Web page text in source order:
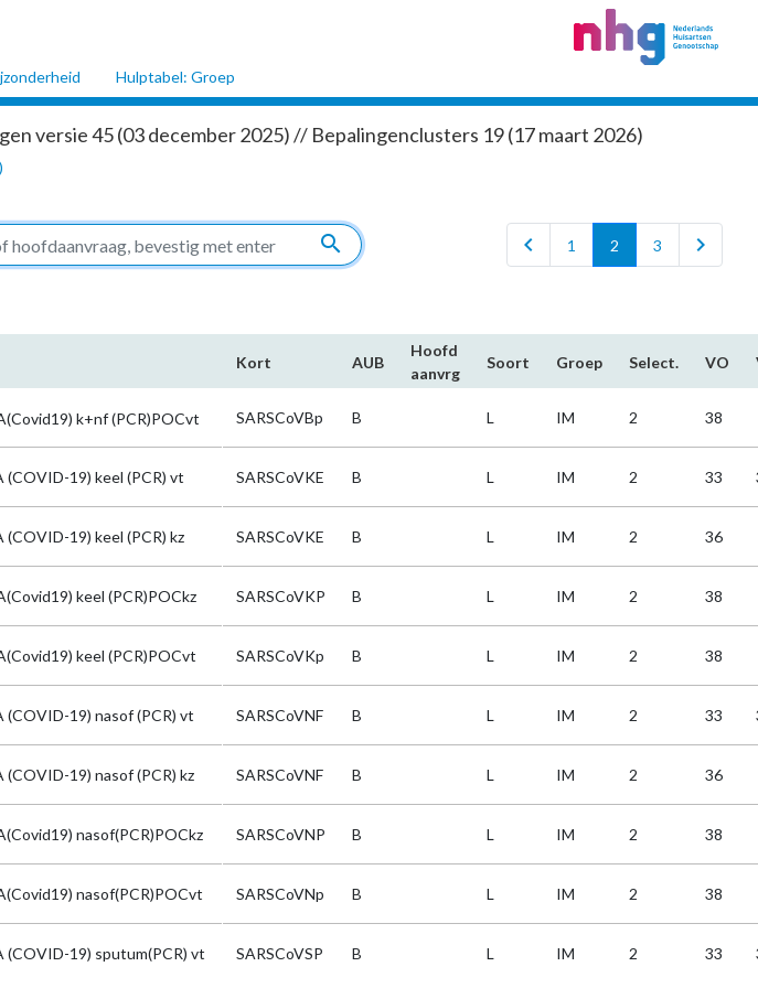
Hulptabel: Groep
versie 45 (03 december 2025) // Bepalingenclusters 19 (17 maart 2026)
search chevron_left 1 2 3 chevron_right
Kort AUB
Hoofd​
aanvrg
Soort Groep Select. VO
k+nf (PCR)POCvt SARSCoVBp B L IM 2 38
(COVID-19) keel (PCR) vt SARSCoVKE B L IM 2 33
(COVID-19) keel (PCR) kz SARSCoVKE B L IM 2 36
keel (PCR)POCkz SARSCoVKP B L IM 2 38
keel (PCR)POCvt SARSCoVKp B L IM 2 38
(COVID-19) nasof (PCR) vt SARSCoVNF B L IM 2 33
(COVID-19) nasof (PCR) kz SARSCoVNF B L IM 2 36
nasof(PCR)POCkz SARSCoVNP B L IM 2 38
nasof(PCR)POCvt SARSCoVNp B L IM 2 38
(COVID-19) sputum(PCR) vt SARSCoVSP B L IM 2 33